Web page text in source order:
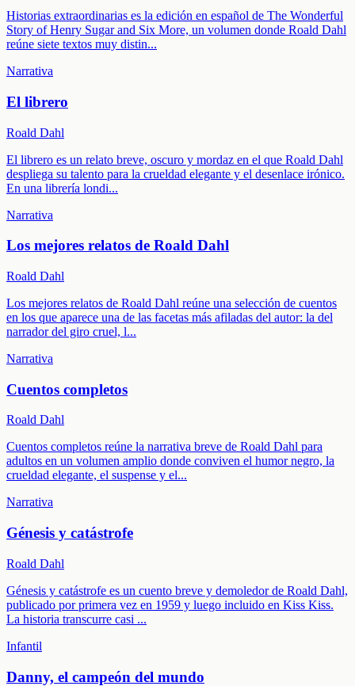
Historias extraordinarias es la edición en español de The Wonderful
Story of Henry Sugar and Six More, un volumen donde Roald Dahl
reúne siete textos muy distin...
Narrativa
El librero
Roald Dahl
El librero es un relato breve, oscuro y mordaz en el que Roald Dahl
despliega su talento para la crueldad elegante y el desenlace irónico.
En una librería londi...
Narrativa
Los mejores relatos de Roald Dahl
Roald Dahl
Los mejores relatos de Roald Dahl reúne una selección de cuentos
en los que aparece una de las facetas más afiladas del autor: la del
narrador del giro cruel, l...
Narrativa
Cuentos completos
Roald Dahl
Cuentos completos reúne la narrativa breve de Roald Dahl para
adultos en un volumen amplio donde conviven el humor negro, la
crueldad elegante, el suspense y el...
Narrativa
Génesis y catástrofe
Roald Dahl
Génesis y catástrofe es un cuento breve y demoledor de Roald Dahl,
publicado por primera vez en 1959 y luego incluido en Kiss Kiss.
La historia transcurre casi ...
Infantil
Danny, el campeón del mundo